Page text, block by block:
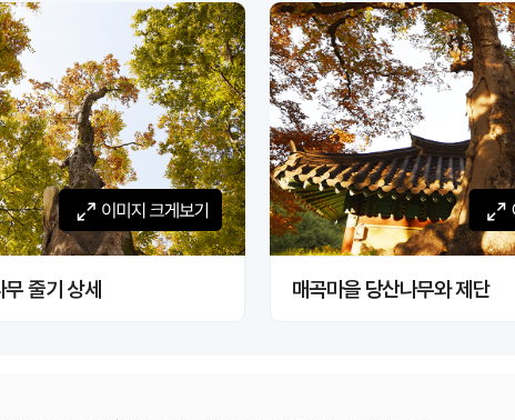
줄기 상세
게보기
매곡마을 당산나무와 제단